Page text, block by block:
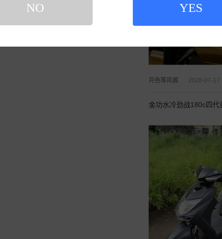
NO YES
月色等风酱 2026-07-17
金功水冷劲战180c四